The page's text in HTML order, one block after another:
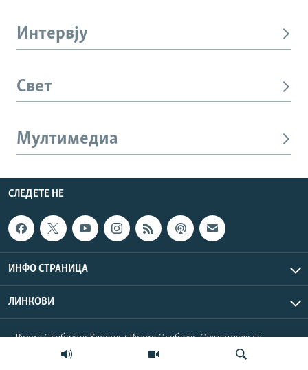
Интервју
Свет
Мултимедиа
СЛЕДЕТЕ НЕ
ИНФО СТРАНИЦА
ЛИНКОВИ
Радио Слободна Европа / Радио Слобода. Сите права се
резервирани